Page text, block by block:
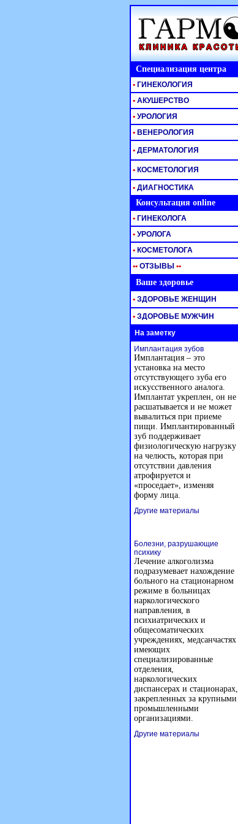
Специализация центра
• ГИНЕКОЛОГИЯ
• АКУШЕРСТВО
• УРОЛОГИЯ
• ВЕНЕРОЛОГИЯ
• ДЕРМАТОЛОГИЯ
• КОСМЕТОЛОГИЯ
• ДИАГНОСТИКА
Консультация online
• ГИНЕКОЛОГА
• УРОЛОГА
• КОСМЕТОЛОГА
•• ОТЗЫВЫ ••
Ваше здоровье
• ЗДОРОВЬЕ ЖЕНЩИН
• ЗДОРОВЬЕ МУЖЧИН
На заметку
Имплантация зубов
Имплантация – это
установка на место
отсутствующего зуба его
искусственного аналога.
Имплантат укреплен, он не
расшатывается и не может
вывалиться при приеме
пищи. Имплантированный
зуб поддерживает
физиологическую нагрузку
на челюсть, которая при
отсутствии давления
атрофируется и
«проседает», изменяя
форму лица.
Другие материалы
Болезни, разрушающие
психику
Лечение алкоголизма
подразумевает нахождение
больного на стационарном
режиме в больницах
наркологического
направления, в
психиатрических и
общесоматических
учреждениях, медсанчастях
имеющих
специализированные
отделения,
наркологических
диспансерах и стационарах,
закрепленных за крупными
промышленными
организациями.
Другие материалы